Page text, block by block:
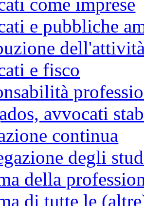
come imprese
e pubbliche
e fisco
avvocati
continua
degli
della
di tutte le